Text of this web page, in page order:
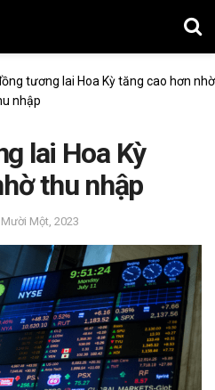
tương lai Hoa Kỳ tăng cao hơn nhờ
nhập
lai Hoa Kỳ
thu nhập
Một, 2023